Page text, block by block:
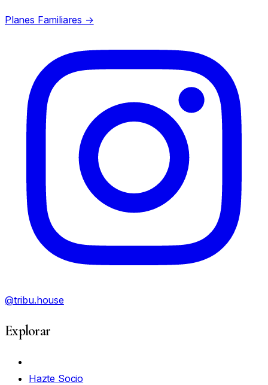
Planes Familiares →
@tribu.house
Explorar
Hazte Socio